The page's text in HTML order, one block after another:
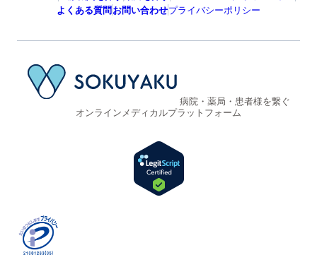
よくある質問お問い合わせプライバシーポリシー
病院・薬局・患者様を繋ぐ
オンラインメディカルプラットフォーム